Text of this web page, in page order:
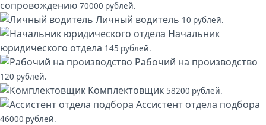
сопровождению 70000 рублей.
Личный водитель 10 рублей.
Начальник
юридического отдела 145 рублей.
Рабочий на производство
120 рублей.
Комплектовщик 58200 рублей.
Ассистент отдела подбора
46000 рублей.